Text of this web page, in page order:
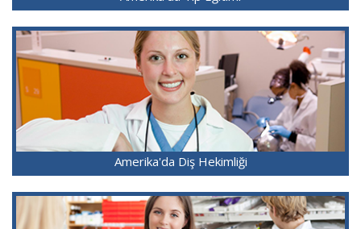
Amerika'da Diş Hekimliği